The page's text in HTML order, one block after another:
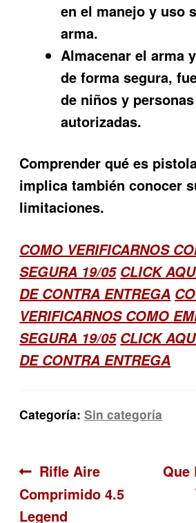
en el manejo y uso
arma.
Almacenar el arma
de forma segura,
de niños y
autorizadas.
Comprender qué es
implica también conocer
limitaciones.
COMO VERIFICARNOS
SEGURA 19/05 CLICK
DE CONTRA ENTREGA
VERIFICARNOS COMO
SEGURA 19/05 CLICK
DE CONTRA ENTREGA
Categoría:Sin categoría
Navegación
de
Anterior:
Rifle Aire
Comprimido 4.5
Legend
Que